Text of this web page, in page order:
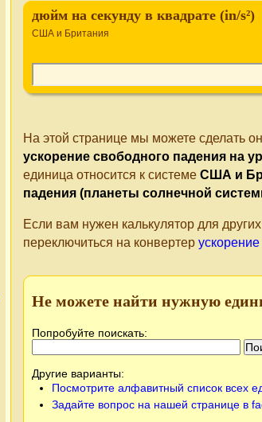
дюйм на секунду в квадрате (in/s²)
США и Британия
На этой странице мы можете сделать
ускорение свободного падения на
единица относится к системе США и
падения (планеты солнечной
Если вам нужен калькулятор для
переключиться на конвертер
Не можете найти нужную
Попробуйте поискать:
Другие варианты:
Посмотрите алфавитный список всех
Задайте вопрос на нашей странице в